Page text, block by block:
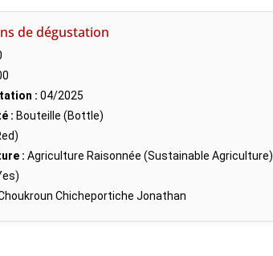
de dégustation
: 04/2025
: Bouteille (Bottle)
: Agriculture Raisonnée (Sustainable Agriculture)
Chicheportiche Jonathan